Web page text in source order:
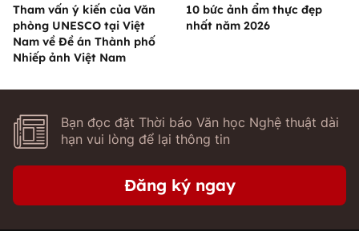
Tham vấn ý kiến của Văn
phòng UNESCO tại Việt
Nam về Đề án Thành phố
Nhiếp ảnh Việt Nam
10 bức ảnh ẩm thực đẹp
nhất năm 2026
Bạn đọc đặt Thời báo Văn học Nghệ thuật dài
hạn vui lòng để lại thông tin
Đăng ký ngay